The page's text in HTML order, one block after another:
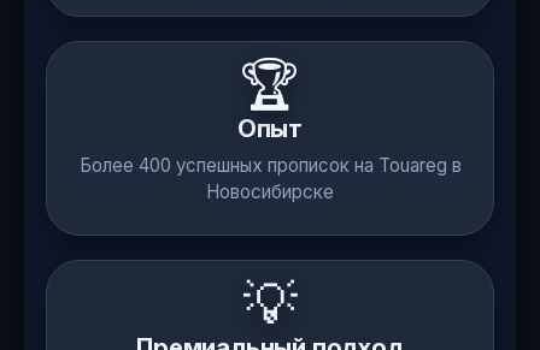
🏆
Опыт
Более 400 успешных прописок на Touareg в
Новосибирске
💡